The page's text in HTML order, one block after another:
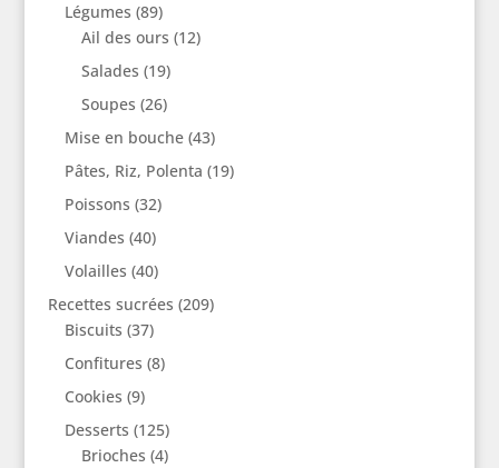
Légumes (89)
Ail des ours (12)
Salades (19)
Soupes (26)
Mise en bouche(43)
Pâtes, Riz, Polenta (19)
Poissons (32)
Viandes (40)
Volailles (40)
Recettes sucrées (209)
Biscuits (37)
Confitures (8)
Cookies (9)
Desserts (125)
Brioches (4)